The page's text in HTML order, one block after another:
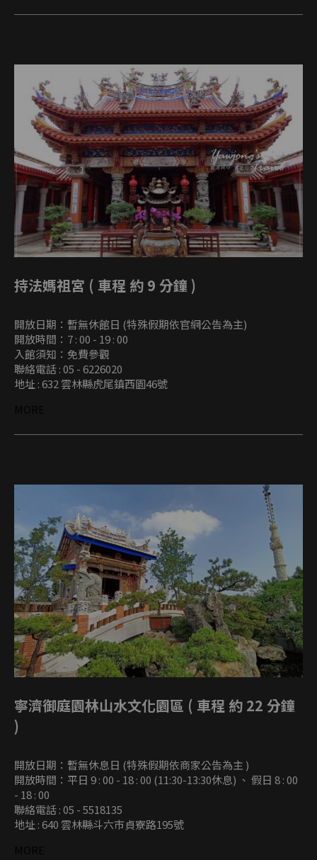
持法媽祖宮 ( 車程 約 9 分鐘 )
開放日期：暫無休館日 (特殊假期依官網公告為主)
開放時間：7 : 00 - 19 : 00
入館須知：免費參觀
聯絡電話 : 05 - 6226020
地址 : 632 雲林縣虎尾鎮西園46號
寧濟御庭園林山水文化園區 ( 車程 約 22 分鐘
)
開放日期：暫無休息日 (特殊假期依商家公告為主 )
開放時間：平日 9 : 00 - 18 : 00 (11:30-13:30休息) 、 假日 8 : 00
- 18 : 00
聯絡電話 : 05 - 5518135
地址 : 640 雲林縣斗六市貞寮路195號